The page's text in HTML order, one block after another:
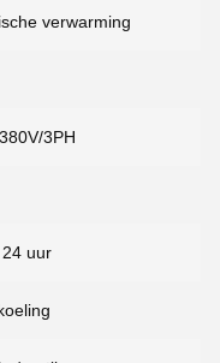
verwarming
3PH
uur